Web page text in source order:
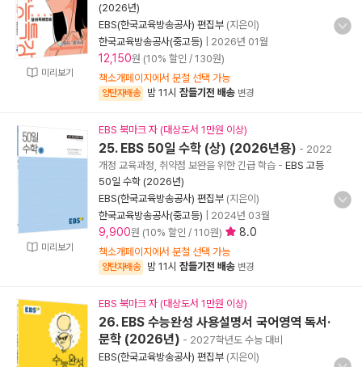
미리보기
(2026년)
EBS(한국교육방송공사) 편집부 (지은이)
한국교육방송공사(중고등)
2026년 01월
12,150원 (10% 할인 / 130원)
책소개페이지에서 분철 선택 가능
양탄자배송 밤 11시 잠들기전 배송 변경
미리보기
EBS 북마크 자 (대상도서 1만원 이상)
25. EBS 50일 수학 (상) (2026년용) - 2022
개정 교육과정, 취약점 보완을 위한 긴급 학습 - EBS 고등
50일 수학 (2026년)
EBS(한국교육방송공사) 편집부 (지은이)
한국교육방송공사(중고등)
2024년 03월
9,900원 (10% 할인 / 110원) 8.0
책소개페이지에서 분철 선택 가능
양탄자배송 밤 11시 잠들기전 배송 변경
EBS 북마크 자 (대상도서 1만원 이상)
26. EBS 수능완성 사용설명서 국어영역 독서·
문학 (2026년) - 2027학년도 수능 대비
EBS(한국교육방송공사) 편집부 (지은이)